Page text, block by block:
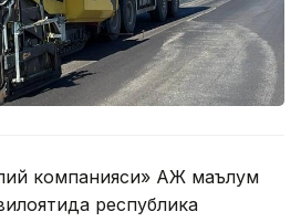
компанияси» АЖ маълум
республика